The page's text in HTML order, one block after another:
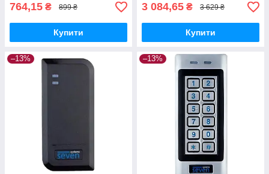
764,15 ₴ 899 ₴
Купити
3 084,65 ₴ 3 629 ₴
Купити
–13% –13%